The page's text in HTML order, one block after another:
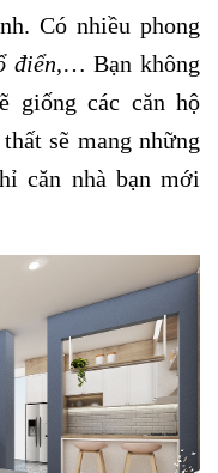
Có nhiều phong
điển,… Bạn không
giống các căn hộ
sẽ mang những
căn nhà bạn mới